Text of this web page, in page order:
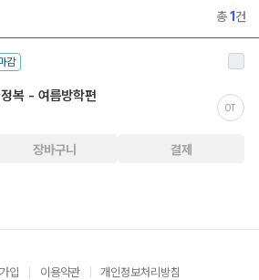
총1 건
감
복 - 여름방학편
OT
장바구니 결제
입 이용약관 개인정보처리방침